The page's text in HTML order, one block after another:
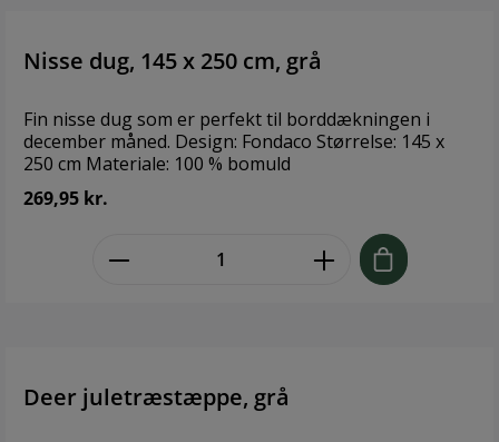
som dit eget lille
personlige
SNOREN med eller
uden flag – inde som
ude – et MixandMatch
Brand: Snoren
Størrelse: 275 cm
Materiale: Træ,
Nisse dug, 145 x 250 cm, grå
Fin nisse dug som er perfekt til borddækningen i
december måned. Design: Fondaco Størrelse: 145 x
250 cm Materiale: 100 % bomuld
269,95 kr.
Deer juletræstæppe, grå